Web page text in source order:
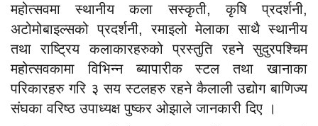
महोत्सवमा स्थानीय कला सस्कृती, कृषि प्रदर्शनी,
अटोमोबाइल्सको प्रदर्शनी, रमाइलो मेलाका साथै स्थानीय
तथा राष्ट्रिय कलाकारहरुको प्रस्तुति रहने सुदुरपश्चिम
महोत्सवकामा विभिन्न ब्यापारीक स्टल तथा खानाका
परिकारहरु गरि ३ सय स्टलहरु रहने कैलाली उद्योग बाणिज्य
संघका वरिष्ठ उपाध्यक्ष पुष्कर ओझाले जानकारी दिए ।